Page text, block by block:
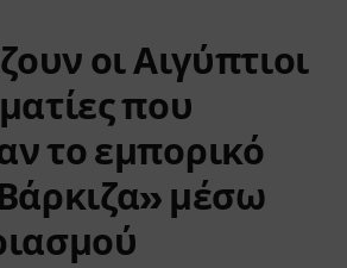
οι Αιγύπτιοι
που
το εμπορικό
μέσω